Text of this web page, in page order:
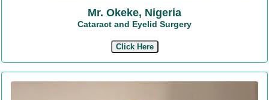
Mr. Okeke, Nigeria
Cataract and Eyelid Surgery
Click Here